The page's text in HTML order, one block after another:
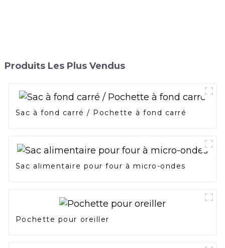
Produits Les Plus Vendus
Sac à fond carré / Pochette à fond carré
Sac alimentaire pour four à micro-ondes
Pochette pour oreiller